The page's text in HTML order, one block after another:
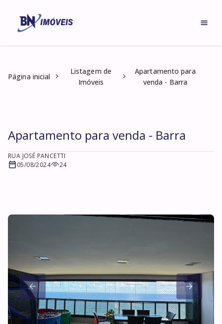
Página inicial
Listagem de
Imóveis
Apartamento para
venda - Barra
Apartamento para venda - Barra
RUA JOSÉ PANCETTI
05/08/2024
24